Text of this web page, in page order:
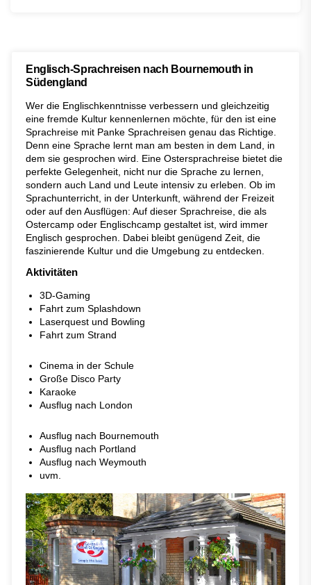
Englisch-Sprachreisen nach Bournemouth in
Südengland
Wer die Englischkenntnisse verbessern und gleichzeitig
eine fremde Kultur kennenlernen möchte, für den ist eine
Sprachreise mit Panke Sprachreisen genau das Richtige.
Denn eine Sprache lernt man am besten in dem Land, in
dem sie gesprochen wird. Eine Ostersprachreise bietet die
perfekte Gelegenheit, nicht nur die Sprache zu lernen,
sondern auch Land und Leute intensiv zu erleben. Ob im
Sprachunterricht, in der Unterkunft, während der Freizeit
oder auf den Ausflügen: Auf dieser Sprachreise, die als
Ostercamp oder Englischcamp gestaltet ist, wird immer
Englisch gesprochen. Dabei bleibt genügend Zeit, die
faszinierende Kultur und die Umgebung zu entdecken.
Aktivitäten
3D-Gaming
Fahrt zum Splashdown
Laserquest und Bowling
Fahrt zum Strand
Cinema in der Schule
Große Disco Party
Karaoke
Ausflug nach London
Ausflug nach Bournemouth
Ausflug nach Portland
Ausflug nach Weymouth
uvm.